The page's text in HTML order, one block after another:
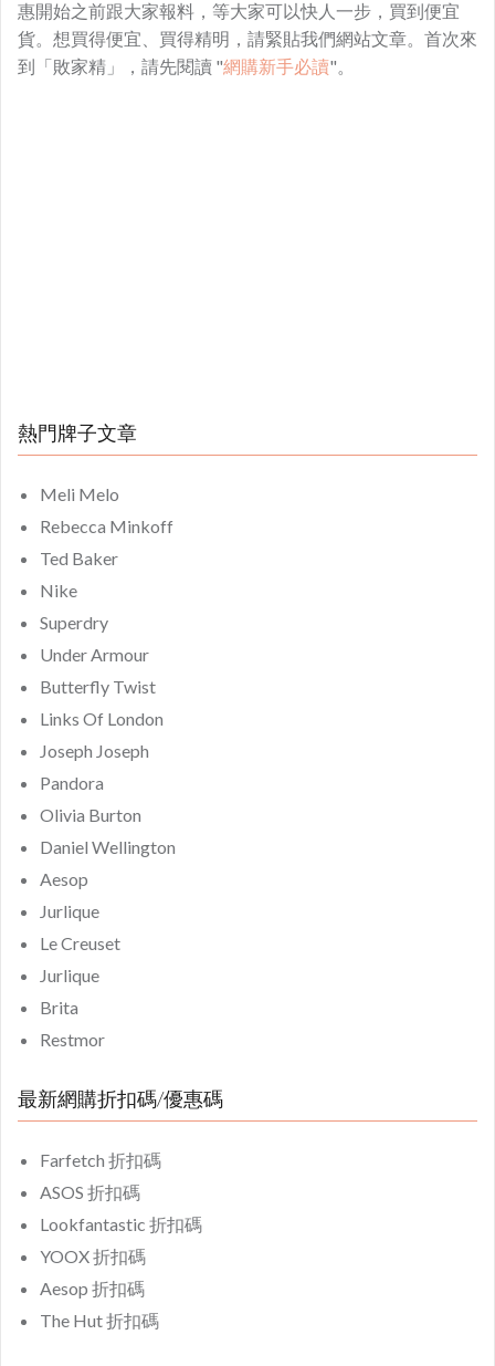
惠開始之前跟大家報料，等大家可以快人一步，買到便宜
貨。想買得便宜、買得精明，請緊貼我們網站文章。首次來
到「敗家精」，請先閱讀 "網購新手必讀"。
熱門牌子文章
Meli Melo
Rebecca Minkoff
Ted Baker
Nike
Superdry
Under Armour
Butterfly Twist
Links Of London
Joseph Joseph
Pandora
Olivia Burton
Daniel Wellington
Aesop
Jurlique
Le Creuset
Jurlique
Brita
Restmor
最新網購折扣碼/優惠碼
Farfetch 折扣碼
ASOS 折扣碼
Lookfantastic 折扣碼
YOOX 折扣碼
Aesop 折扣碼
The Hut 折扣碼